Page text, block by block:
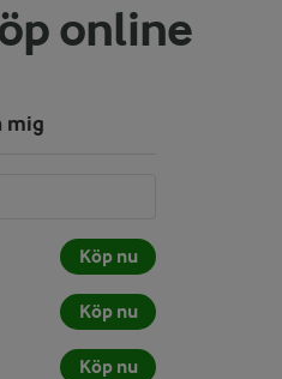
online
mig
Köp nu
Köp nu
Köp nu